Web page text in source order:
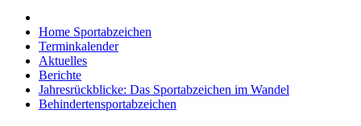
Home Sportabzeichen
Terminkalender
Aktuelles
Berichte
Jahresrückblicke: Das Sportabzeichen im Wandel
Behindertensportabzeichen